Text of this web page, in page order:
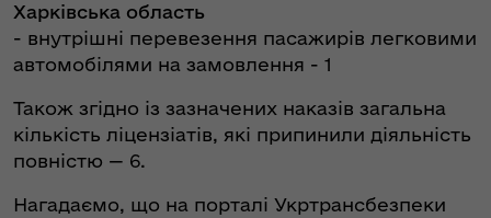
Харківська область
- внутрішні перевезення пасажирів легковими
автомобілями на замовлення - 1
Також згідно із зазначених наказів загальна
кількість ліцензіатів, які припинили діяльність
повністю — 6.
Нагадаємо, що на порталі Укртрансбезпеки